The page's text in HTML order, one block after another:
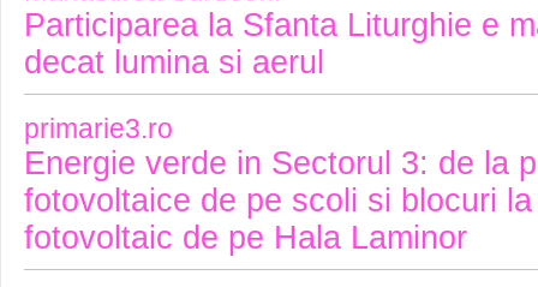
Participarea la Sfanta Liturghie e
decat lumina si aerul
primarie3.ro
Energie verde in Sectorul 3: de la
fotovoltaice de pe scoli si blocuri
fotovoltaic de pe Hala Laminor